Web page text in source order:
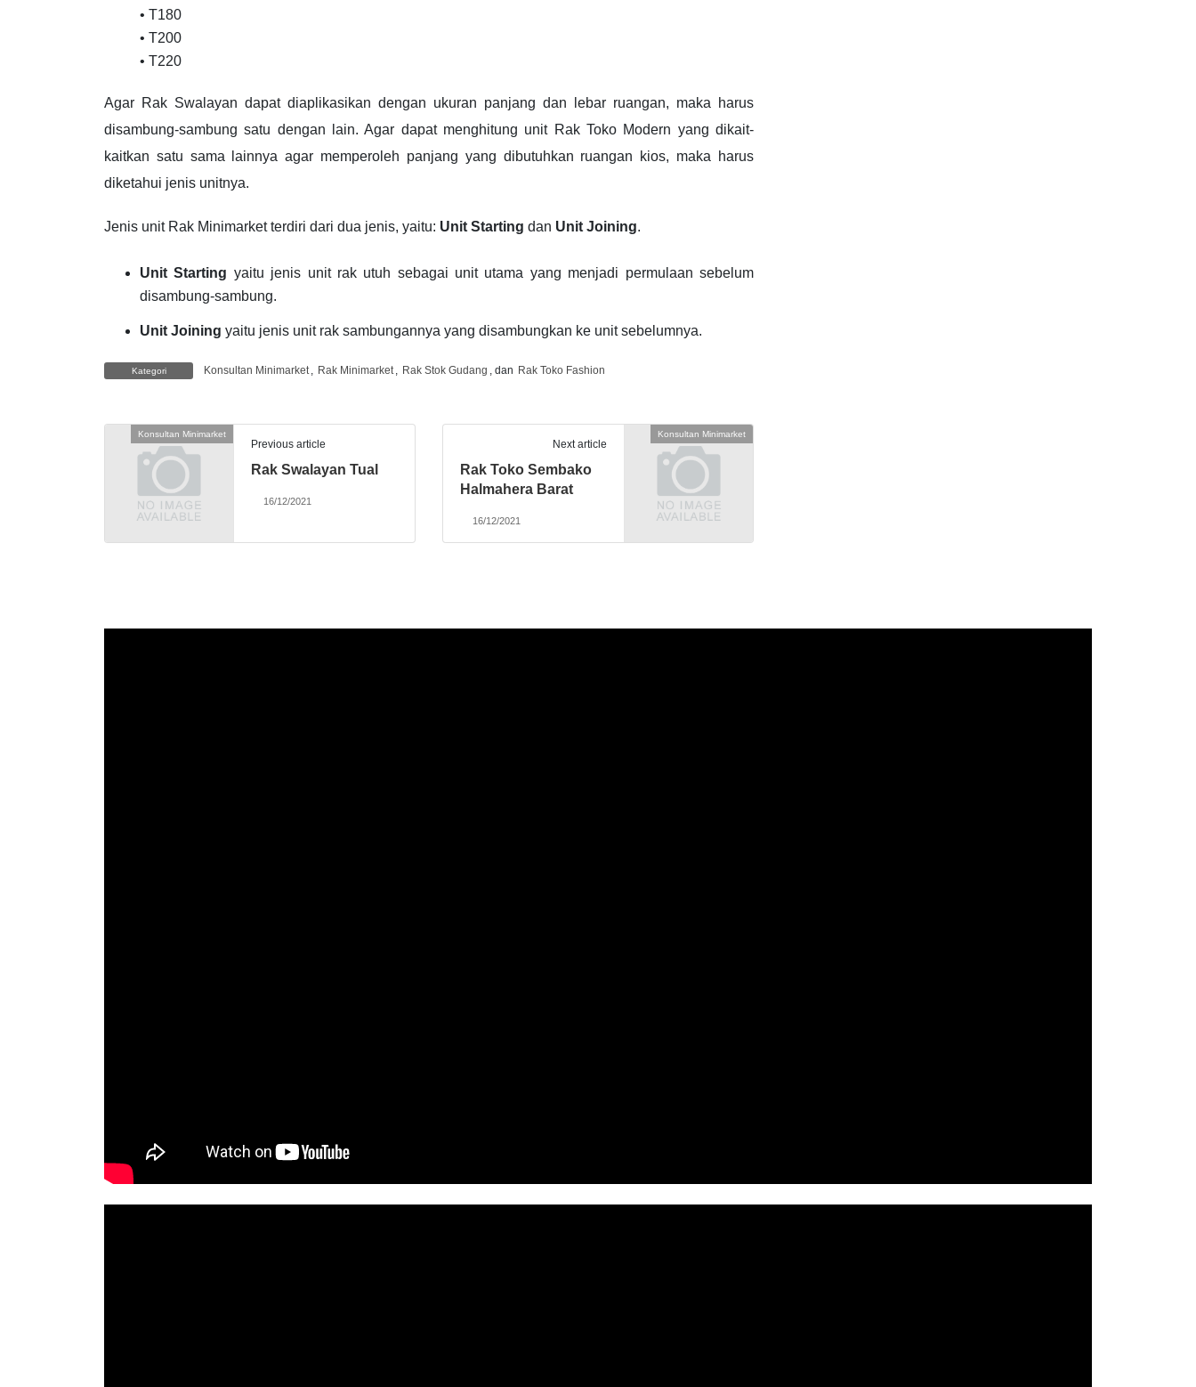
• T180
• T200
• T220
Agar Rak Swalayan dapat diaplikasikan dengan ukuran panjang dan lebar ruangan, maka harus
disambung-sambung satu dengan lain. Agar dapat menghitung unit Rak Toko Modern yang dikait-
kaitkan satu sama lainnya agar memperoleh panjang yang dibutuhkan ruangan kios, maka harus
diketahui jenis unitnya.
Jenis unit Rak Minimarket terdiri dari dua jenis, yaitu: Unit Starting dan Unit Joining.
Unit Starting yaitu jenis unit rak utuh sebagai unit utama yang menjadi permulaan sebelum
disambung-sambung.
Unit Joining yaitu jenis unit rak sambungannya yang disambungkan ke unit sebelumnya.
Kategori Konsultan Minimarket , Rak Minimarket , Rak Stok Gudang , dan Rak Toko Fashion
Konsultan Minimarket
Previous article
Rak Swalayan Tual
16/12/2021
Konsultan Minimarket
Next article
Rak Toko Sembako
Halmahera Barat
16/12/2021